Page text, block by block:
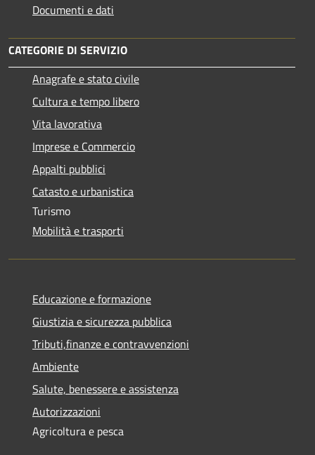
Documenti e dati
CATEGORIE DI SERVIZIO
Anagrafe e stato civile
Cultura e tempo libero
Vita lavorativa
Imprese e Commercio
Appalti pubblici
Catasto e urbanistica
Turismo
Mobilità e trasporti
Educazione e formazione
Giustizia e sicurezza pubblica
Tributi,finanze e contravvenzioni
Ambiente
Salute, benessere e assistenza
Autorizzazioni
Agricoltura e pesca